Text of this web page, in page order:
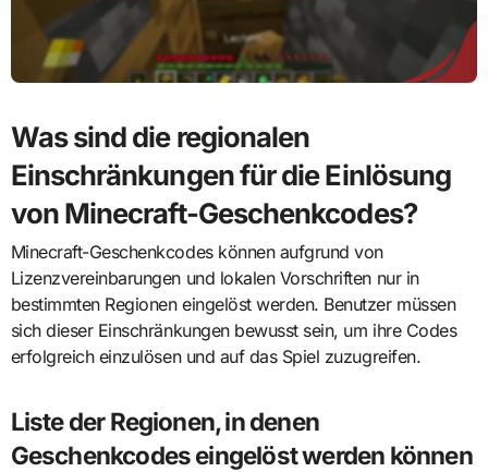
Was sind die regionalen
Einschränkungen für die Einlösung
von Minecraft-Geschenkcodes?
Minecraft-Geschenkcodes können aufgrund von
Lizenzvereinbarungen und lokalen Vorschriften nur in
bestimmten Regionen eingelöst werden. Benutzer müssen
sich dieser Einschränkungen bewusst sein, um ihre Codes
erfolgreich einzulösen und auf das Spiel zuzugreifen.
Liste der Regionen, in denen
Geschenkcodes eingelöst werden können